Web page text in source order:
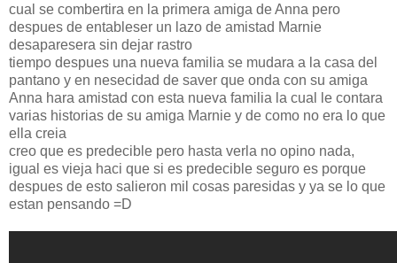
cual se combertira en la primera amiga de Anna pero
despues de entableser un lazo de amistad Marnie
desaparesera sin dejar rastro
tiempo despues una nueva familia se mudara a la casa del
pantano y en nesecidad de saver que onda con su amiga
Anna hara amistad con esta nueva familia la cual le contara
varias historias de su amiga Marnie y de como no era lo que
ella creia
creo que es predecible pero hasta verla no opino nada,
igual es vieja haci que si es predecible seguro es porque
despues de esto salieron mil cosas paresidas y ya se lo que
estan pensando =D